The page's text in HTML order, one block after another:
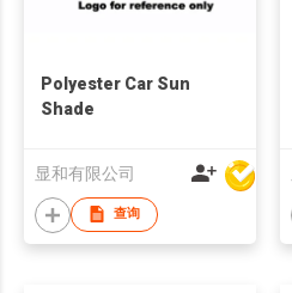
Polyester Car Sun
Shade
显和有限公司
查询